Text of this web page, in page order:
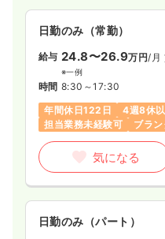
日勤のみ（常勤）
給与 24.8〜26.9万円/月
※一例
時間 8:30～17:30
年間休日122日
4週8休
担当業務未経験可
ブラ
気になる
日勤のみ（パート）